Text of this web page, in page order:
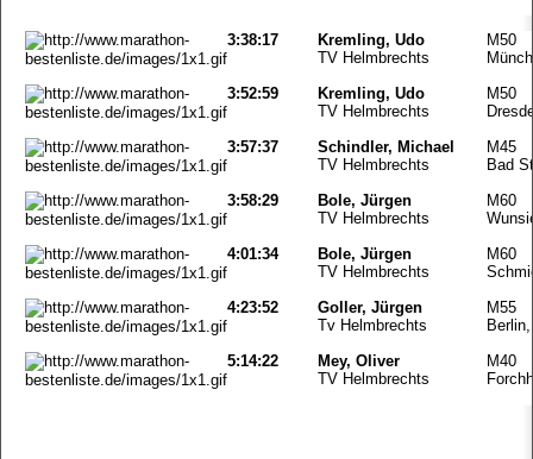
3:38:17
Kremling, Udo
TV Helmbrechts
M50
3:52:59
Kremling, Udo
TV Helmbrechts
M50
3:57:37
Schindler, Michael
TV Helmbrechts
M45
Bad
3:58:29
Bole, Jürgen
TV Helmbrechts
M60
4:01:34
Bole, Jürgen
TV Helmbrechts
M60
4:23:52
Goller, Jürgen
Tv Helmbrechts
M55
5:14:22
Mey, Oliver
TV Helmbrechts
M40